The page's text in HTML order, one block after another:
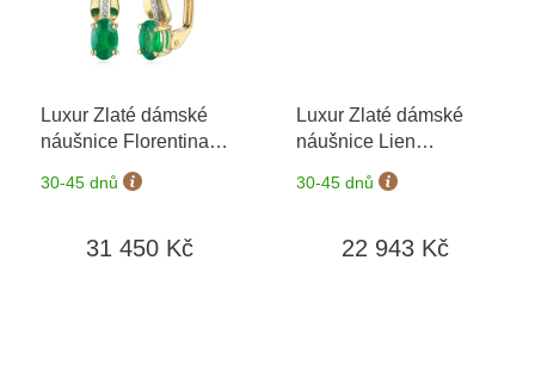
Luxur Zlaté dámské
náušnice Florentina
3834564-5-0-96
možnost výměny do 90
30-45 dnů
31 450 Kč
Luxur Zlaté dámské
náušnice Lien
3830416-5-0-96
možnost výměny do 90
30-45 dnů
22 943 Kč